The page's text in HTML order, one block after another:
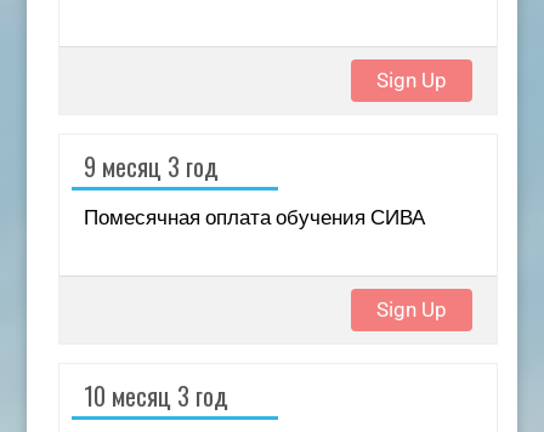
Sign Up
9 месяц 3 год
Помесячная оплата обучения СИВА
Sign Up
10 месяц 3 год